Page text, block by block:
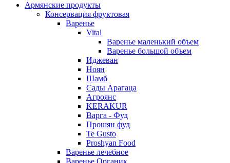
Армянские продукты
Консервация фруктовая
Варенье
Vital
Варенье маленький объем
Варенье большой объем
Иджеван
Ноян
Шамб
Сады Арагаца
Агроянс
KERAKUR
Варга - Фуд
Прошян фуд
Te Gusto
Proshyan Food
Варенье лечебное
Варенье Органик